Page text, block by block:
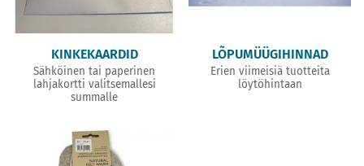
KINKEKAARDID
Sähköinen tai paperinen
lahjakortti valitsemallesi
summalle
LÕPUMÜÜGIHINNAD
Erien viimeisiä tuotteita
löytöhintaan